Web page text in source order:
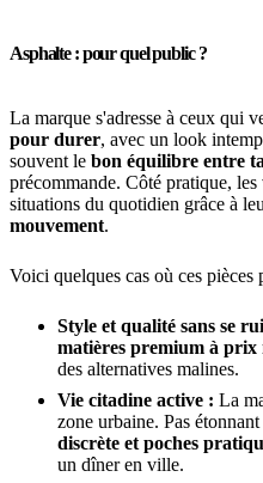
Asphalte : pour quel public ?
La marque s'adresse à ceux qui
pour durer, avec un look
souvent le bon équilibre entre
précommande. Côté pratique,
situations du quotidien grâce à
mouvement.
Voici quelques cas où ces
Style et qualité sans se
matières premium à prix
des alternatives malines.
Vie citadine active : La
zone urbaine. Pas
discrète et poches
un dîner en ville.